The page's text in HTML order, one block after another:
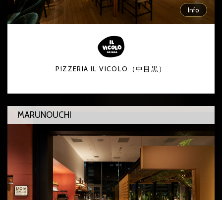
Info
PIZZERIA IL VICOLO（中目黒）
MARUNOUCHI